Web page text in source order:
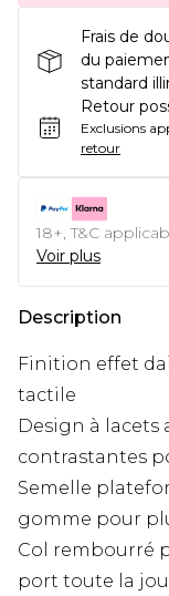
Frais de
du
standard
Retour
Exclusions
retour
18+, T&C
Voir plus
Description
Finition effet
tactile
Design à lacets
contrastantes
Semelle
gomme pour
Col rembourré
port toute la